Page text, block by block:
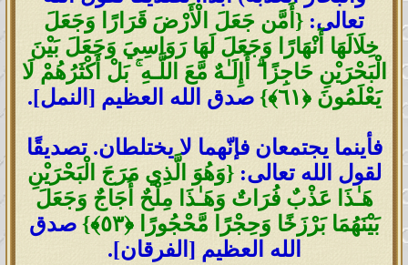
تعالى: {أَمَّن جَعَلَ الْأَرْضَ قَرَارًا وَجَعَلَ
خِلَالَهَا أَنْهَارًا وَجَعَلَ لَهَا رَوَاسِيَ وَجَعَلَ بَيْنَ
الْبَحْرَيْنِ حَاجِزًا ۗ أَإِلَـٰهٌ مَّعَ اللَّـهِ ۚ بَلْ أَكْثَرُهُمْ لَا
يَعْلَمُونَ ﴿٦١﴾}
صدق الله العظيم [النمل].
فأينما يجتمعان فإنّهما لا يختلطان. تصديقًا
لقول الله تعالى:{وَهُوَ الَّذِي مَرَجَ الْبَحْرَيْنِ
هَـٰذَا عَذْبٌ فُرَاتٌ وَهَـٰذَا مِلْحٌ أُجَاجٌ وَجَعَلَ
بَيْنَهُمَا بَرْزَخًا وَحِجْرًا مَّحْجُورًا ﴿٥٣﴾}
صدق
الله العظيم [الفرقان].